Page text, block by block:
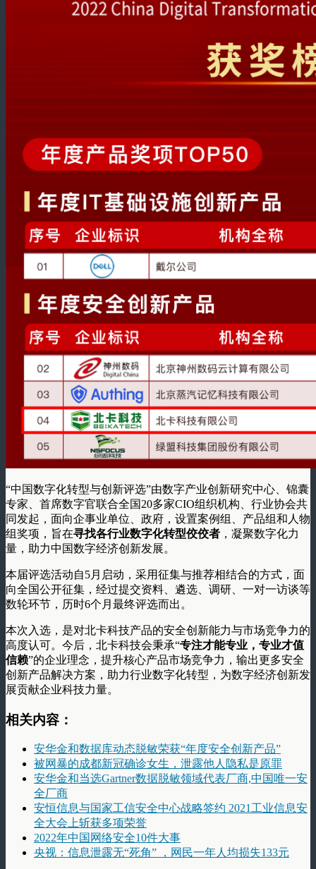
“中国数字化转型与创新评选”由数字产业创新研究中心、锦囊
专家、首席数字官联合全国20多家CIO组织机构、行业协会共
同发起，面向企事业单位、政府，设置案例组、产品组和人物
组奖项，旨在寻找各行业数字化转型佼佼者 ，凝聚数字化力
量，助力中国数字经济创新发展。
本届评选活动自5月启动，采用征集与推荐相结合的方式，面
向全国公开征集，经过提交资料、遴选、调研、一对一访谈等
数轮环节，历时6个月最终评选而出。
本次入选，是对北卡科技产品的安全创新能力与市场竞争力的
高度认可。今后，北卡科技会秉承“专注才能专业，专业才值
信赖”的企业理念，提升核心产品市场竞争力，输出更多安全
创新产品解决方案，助力行业数字化转型，为数字经济创新发
展贡献企业科技力量。
相关内容：
安华金和数据库动态脱敏荣获“年度安全创新产品”
被网暴的成都新冠确诊女生，泄露他人隐私是原罪
安华金和当选Gartner数据脱敏领域代表厂商,中国唯一安
全厂商
安恒信息与国家工信安全中心战略签约 2021工业信息安
全大会上斩获多项荣誉
2022年中国网络安全10件大事
央视：信息泄露无“死角” ，网民一年人均损失133元